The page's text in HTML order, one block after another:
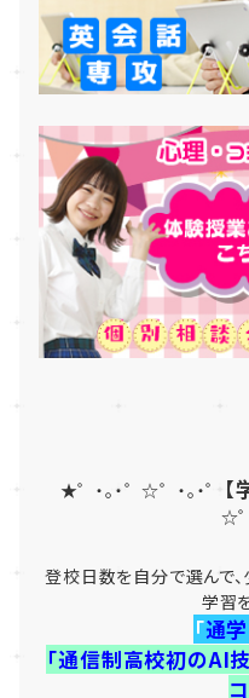
★゜・。・゜☆゜・。・゜
☆
登校日数を自分で選んで
学習
「通
「通信制高校初のAI